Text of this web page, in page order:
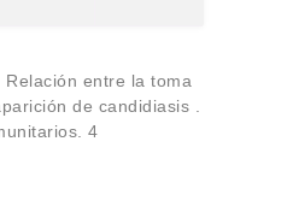
Relación entre la toma
de candidiasis .
4